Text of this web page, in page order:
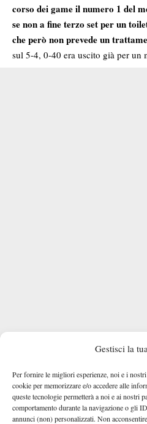
Gestisci la
Per fornire le migliori esperienze, noi e i
cookie per memorizzare e/o accedere alle
queste tecnologie permetterà a noi e ai nostri
comportamento durante la navigazione o gli
annunci (non) personalizzati. Non
corso dei game il numero 1 del
se non a fine terzo set per un
che però non prevede un
sul 5-4, 0-40 era uscito già per un
E dunque la domanda è
altro medical time-out? La
attingendo al regolamento. Un
time-out per ogni distinta
esiste quindi un numero fisso